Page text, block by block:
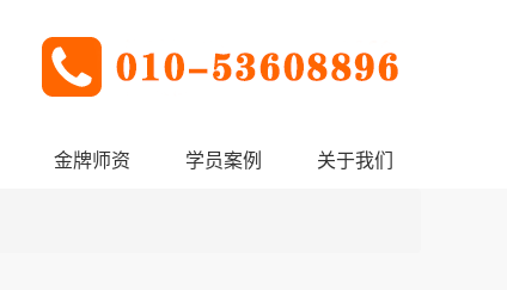
金牌师资 学员案例 关于我们